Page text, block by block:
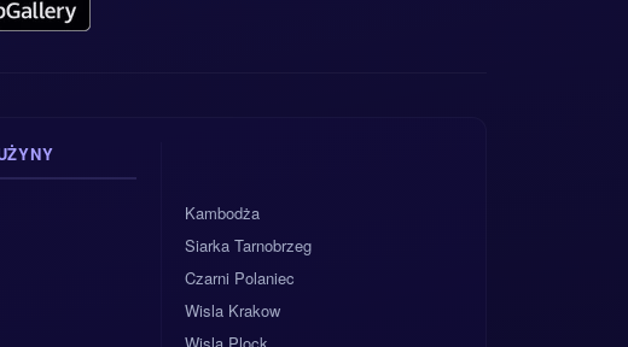
Kambodża
Siarka Tarnobrzeg
Czarni Polaniec
Wisla Krakow